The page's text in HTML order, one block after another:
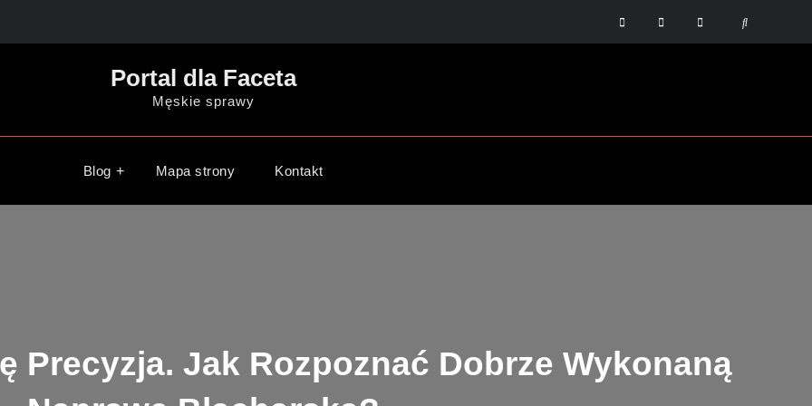
Mapa
strony
KontaktSearch
Portal dla Faceta
Męskie sprawy
Blog Mapa strony Kontakt
Precyzja. Jak Rozpoznać Dobrze Wykonaną